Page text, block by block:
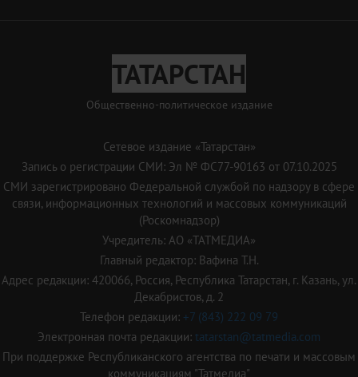
ТАТАРСТАН
Общественно-политическое издание
Сетевое издание «Татарстан»
Запись о регистрации СМИ: Эл № ФС77-90163 от 07.10.2025
СМИ зарегистрировано Федеральной службой по надзору в сфере
связи, информационных технологий и массовых коммуникаций
(Роскомнадзор)
Учредитель: АО «ТАТМЕДИА»
Главный редактор: Вафина Т.Н.
Адрес редакции: 420066, Россия, Республика Татарстан, г. Казань, ул.
Декабристов, д. 2
Телефон редакции: +7 (843) 222 09 79
Электронная почта редакции: tatarstan@tatmedia.com
При поддержке Республиканского агентства по печати и массовым
коммуникациям "Татмедиа"